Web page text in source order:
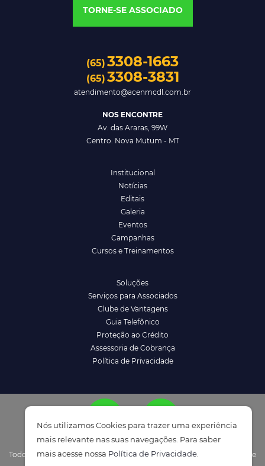
Nós utilizamos Cookies para trazer uma experiência
mais relevante nas suas navegações. Para saber
mais acesse nossa Política de Privacidade.
ATENDIMENTO
TORNE-SE ASSOCIADO
(65) 3308-1663
(65) 3308-3831
atendimento@acenmcdl.com.br
NOS ENCONTRE
Av. das Araras, 99W
Centro. Nova Mutum - MT
Institucional
Notícias
Editais
Galeria
Eventos
Campanhas
Cursos e Treinamentos
Soluções
Serviços para Associados
Clube de Vantagens
Guia Telefônico
Proteção ao Crédito
Assessoria de Cobrança
Política de Privacidade
Todos os direitos reservados à ACENM/CDL - Política de Privacidade e